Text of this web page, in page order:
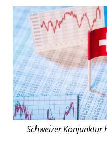
Schweizer Konjunktur